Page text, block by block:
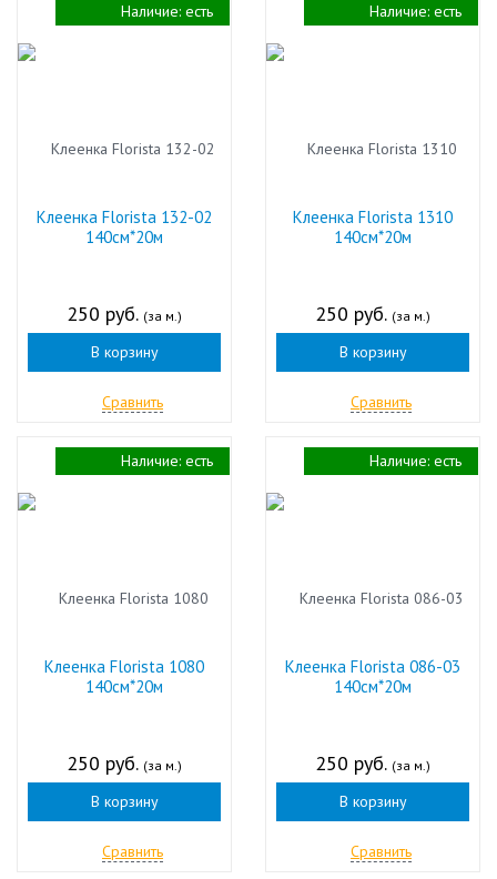
Клеенка Florista 132-02
140см*20м
250 руб. (за м.)
В корзину
Сравнить
Наличие: есть
Клеенка Florista 1310
140см*20м
250 руб. (за м.)
В корзину
Сравнить
Наличие: есть
Клеенка Florista 1080
140см*20м
250 руб. (за м.)
В корзину
Сравнить
Наличие: есть
Клеенка Florista 086-03
140см*20м
250 руб. (за м.)
В корзину
Сравнить
Наличие: есть